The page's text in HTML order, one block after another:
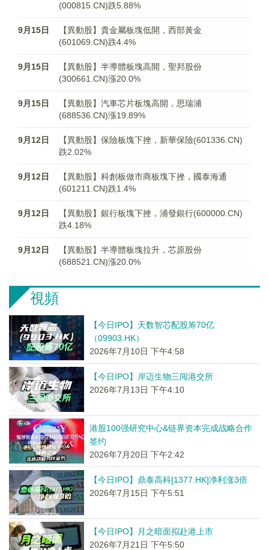
(000815.CN)跌5.88%
9月15日
【異動股】貴金屬板塊低開，西部黃金
(601069.CN)跌4.4%
9月15日
【異動股】半導體板塊高開，聖邦股份
(300661.CN)漲20.0%
9月15日
【異動股】汽車芯片板塊高開，思瑞浦
(688536.CN)漲19.89%
9月12日
【異動股】保險板塊下挫，新華保險(601336.CN)
跌2.02%
9月12日
【異動股】科創板做市商板塊下挫，國泰海通
(601211.CN)跌1.4%
9月12日
【異動股】銀行板塊下挫，浦發銀行(600000.CN)
跌4.18%
9月12日
【異動股】半導體板塊拉升，芯原股份
(688521.CN)漲20.0%
視頻
【今日IPO】天数智芯配股筹70亿
（09903.HK）
2026年7月10日 下午4:58
【今日IPO】岸迈生物三闯港交所
2026年7月13日 下午4:10
港股100强研究中心&链界资本完成战略合作
签约
2026年7月20日 下午2:42
【今日IPO】鼎泰高科[1377.HK]净利涨3倍
2026年7月15日 下午5:51
【今日IPO】月之暗面拟赴港上市
2026年7月21日 下午5:50